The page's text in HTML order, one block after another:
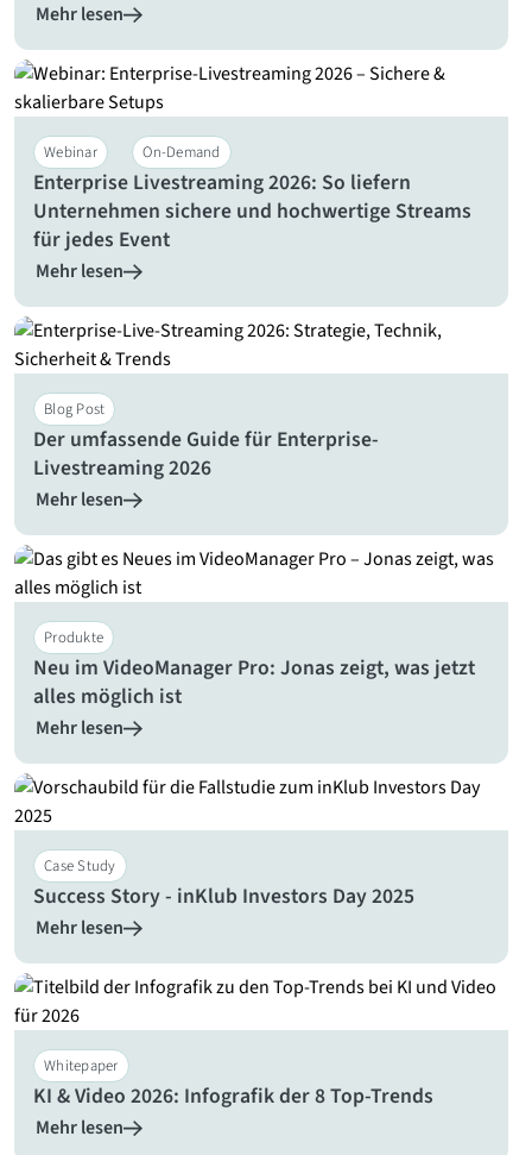
Mehr lesen
Webinar On-Demand
Enterprise Livestreaming 2026: So liefern
Unternehmen sichere und hochwertige Streams
für jedes Event
Mehr lesen
Blog Post
Der umfassende Guide für Enterprise-
Livestreaming 2026
Mehr lesen
Produkte
Neu im VideoManager Pro: Jonas zeigt, was jetzt
alles möglich ist
Mehr lesen
Case Study
Success Story - inKlub Investors Day 2025
Mehr lesen
Whitepaper
KI & Video 2026: Infografik der 8 Top-Trends
Mehr lesen